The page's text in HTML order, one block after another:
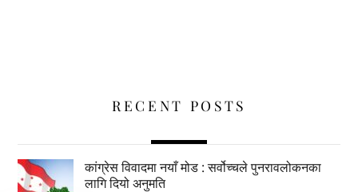
RECENT POSTS
कांग्रेस विवादमा नयाँ मोड : सर्वोच्चले पुनरावलोकनका
लागि दियो अनुमति